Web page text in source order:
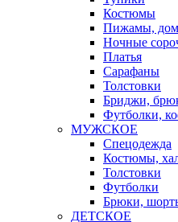
Костюмы
Пижамы,
Ночные
Платья
Сарафаны
Толстовки
Бриджи,
Футболки,
МУЖСКОЕ
Спецодежда
Костюмы,
Толстовки
Футболки
Брюки,
ДЕТСКОЕ